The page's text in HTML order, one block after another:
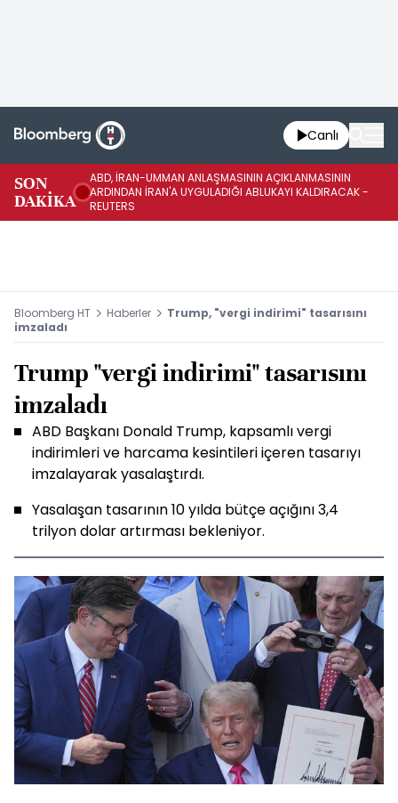
Canlı
SON
DAKİKA
ABD, İRAN-UMMAN ANLAŞMASININ AÇIKLANMASININ
ARDINDAN İRAN'A UYGULADIĞI ABLUKAYI KALDIRACAK -
REUTERS
Bloomberg HT Haberler
Trump, "vergi indirimi" tasarısını
imzaladı
Trump "vergi indirimi" tasarısını
imzaladı
ABD Başkanı Donald Trump, kapsamlı vergi
indirimleri ve harcama kesintileri içeren tasarıyı
imzalayarak yasalaştırdı.
Yasalaşan tasarının 10 yılda bütçe açığını 3,4
trilyon dolar artırması bekleniyor.